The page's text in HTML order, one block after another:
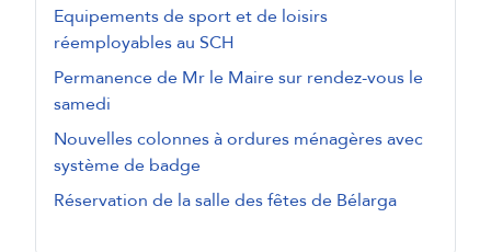
Equipements de sport et de loisirs
réemployables au SCH
Permanence de Mr le Maire sur rendez-vous le
samedi
Nouvelles colonnes à ordures ménagères avec
système de badge
Réservation de la salle des fêtes de Bélarga